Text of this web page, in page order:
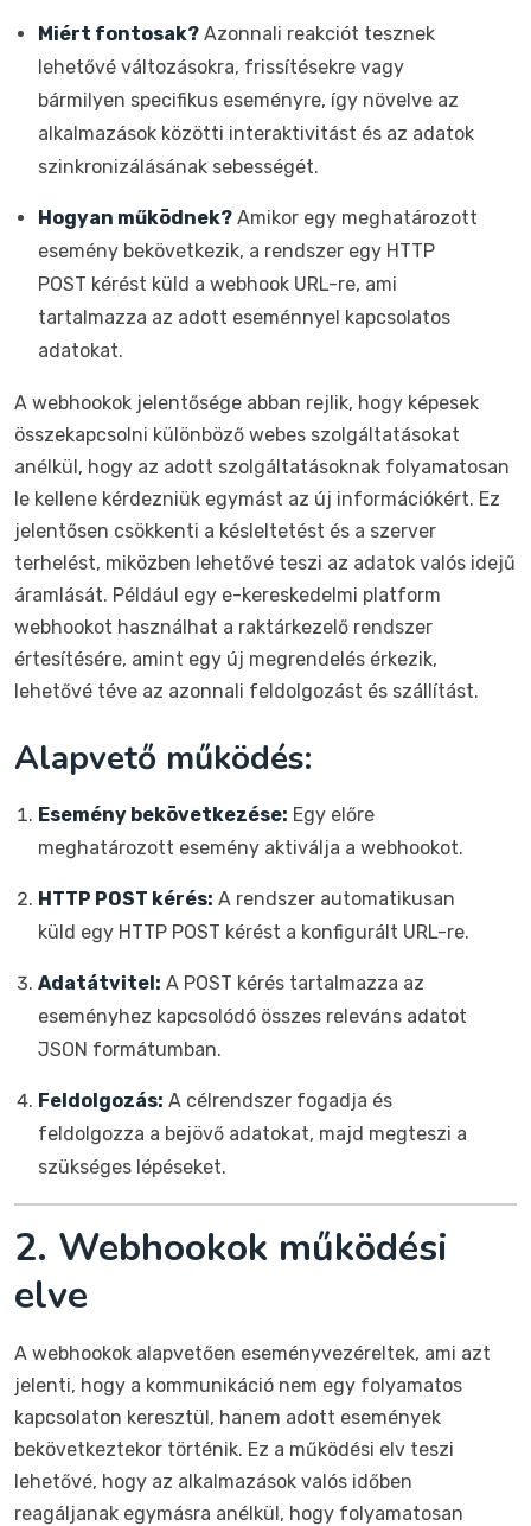
Miért fontosak? Azonnali reakciót tesznek
lehetővé változásokra, frissítésekre vagy
bármilyen specifikus eseményre, így növelve az
alkalmazások közötti interaktivitást és az adatok
szinkronizálásának sebességét.
Hogyan működnek? Amikor egy meghatározott
esemény bekövetkezik, a rendszer egy HTTP
POST kérést küld a webhook URL-re, ami
tartalmazza az adott eseménnyel kapcsolatos
adatokat.
A webhookok jelentősége abban rejlik, hogy képesek
összekapcsolni különböző webes szolgáltatásokat
anélkül, hogy az adott szolgáltatásoknak folyamatosan
le kellene kérdezniük egymást az új információkért. Ez
jelentősen csökkenti a késleltetést és a szerver
terhelést, miközben lehetővé teszi az adatok valós idejű
áramlását. Például egy e-kereskedelmi platform
webhookot használhat a raktárkezelő rendszer
értesítésére, amint egy új megrendelés érkezik,
lehetővé téve az azonnali feldolgozást és szállítást.
Alapvető működés:
Esemény bekövetkezése: Egy előre
meghatározott esemény aktiválja a webhookot.
HTTP POST kérés: A rendszer automatikusan
küld egy HTTP POST kérést a konfigurált URL-re.
Adatátvitel: A POST kérés tartalmazza az
eseményhez kapcsolódó összes releváns adatot
JSON formátumban.
Feldolgozás: A célrendszer fogadja és
feldolgozza a bejövő adatokat, majd megteszi a
szükséges lépéseket.
2. Webhookok működési
elve
A webhookok alapvetően eseményvezéreltek, ami azt
jelenti, hogy a kommunikáció nem egy folyamatos
kapcsolaton keresztül, hanem adott események
bekövetkeztekor történik. Ez a működési elv teszi
lehetővé, hogy az alkalmazások valós időben
reagáljanak egymásra anélkül, hogy folyamatosan